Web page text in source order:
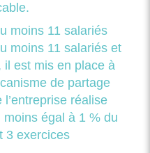
moins 11 salariés
moins 11 salariés et
il est mis en place à
de partage
réalise
égal à 1 % du
3 exercices